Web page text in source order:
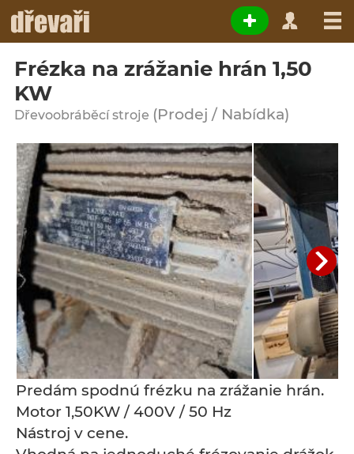
Frézka na zrážanie hrán 1,50
KW
Dřevoobráběcí stroje (Prodej / Nabídka)
Predám spodnú frézku na zrážanie hrán.
Motor 1,50KW / 400V / 50 Hz
Nástroj v cene.